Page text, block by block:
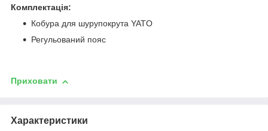
Комплектація:
Кобура для шурупокрута YATO
Регульований пояс
Приховати
Характеристики